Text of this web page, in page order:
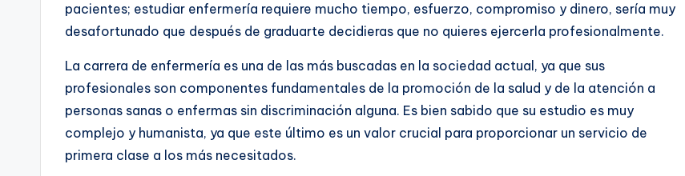
pacientes; estudiar enfermería requiere mucho tiempo, esfuerzo, compromiso y dinero, sería muy
desafortunado que después de graduarte decidieras que no quieres ejercerla profesionalmente.
La carrera de enfermería es una de las más buscadas en la sociedad actual, ya que sus
profesionales son componentes fundamentales de la promoción de la salud y de la atención a
personas sanas o enfermas sin discriminación alguna. Es bien sabido que su estudio es muy
complejo y humanista, ya que este último es un valor crucial para proporcionar un servicio de
primera clase a los más necesitados.